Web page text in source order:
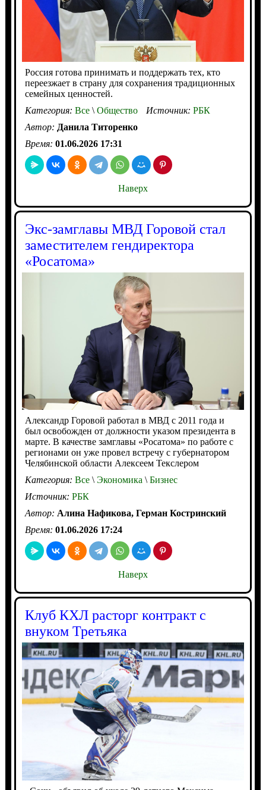
Россия готова принимать и поддержать тех, кто
переезжает в страну для сохранения традиционных
семейных ценностей.
Категория: Все\Общество Источник: РБК
Автор: Данила Титоренко
Время: 01.06.2026 17:31
Наверх
Экс-замглавы МВД Горовой стал
заместителем гендиректора
«Росатома»
Александр Горовой работал в МВД с 2011 года и
был освобожден от должности указом президента в
марте. В качестве замглавы «Росатома» по работе с
регионами он уже провел встречу с губернатором
Челябинской области Алексеем Текслером
Категория: Все\Экономика \Бизнес
Источник: РБК
Автор: Алина Нафикова, Герман Костринский
Время: 01.06.2026 17:24
Наверх
Клуб КХЛ расторг контракт с
внуком Третьяка